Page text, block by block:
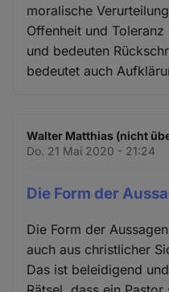
moralische
Offenheit und
und bedeuten
bedeutet auch
Walter Matthias (nicht
Do. 21 Mai 2020 - 21:24
Die Form der
Die Form der
auch aus christlicher
Das ist beleidigend